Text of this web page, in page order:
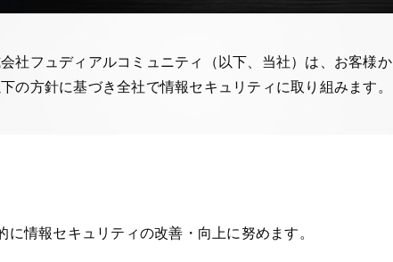
社フュディアルコミュニティ（以下、当社）は、お客様
方針に基づき全社で情報セキュリティに取り組みます。
情報セキュリティの改善・向上に努めます。